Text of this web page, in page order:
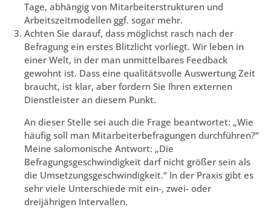
Tage, abhängig von Mitarbeiterstrukturen und
Arbeitszeitmodellen ggf. sogar mehr.
Achten Sie darauf, dass möglichst rasch nach der
Befragung ein erstes Blitzlicht vorliegt. Wir leben in
einer Welt, in der man unmittelbares Feedback
gewohnt ist. Dass eine qualitätsvolle Auswertung Zeit
braucht, ist klar, aber fordern Sie Ihren externen
Dienstleister an diesem Punkt.
An dieser Stelle sei auch die Frage beantwortet: „Wie
häufig soll man Mitarbeiterbefragungen durchführen?“
Meine salomonische Antwort: „Die
Befragungsgeschwindigkeit darf nicht größer sein als
die Umsetzungsgeschwindigkeit.“ In der Praxis gibt es
sehr viele Unterschiede mit ein-, zwei- oder
dreijährigen Intervallen.